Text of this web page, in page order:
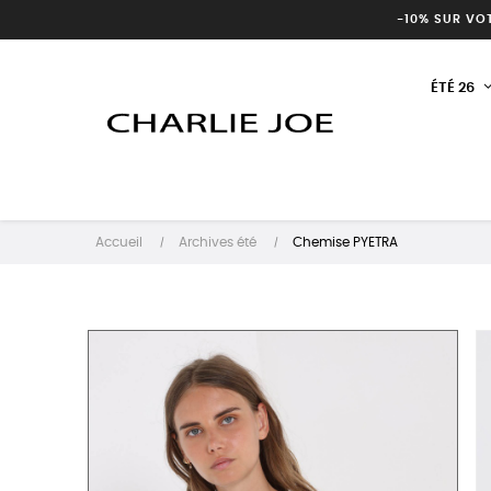
-10% SUR
ÉTÉ 26
Accueil Archives été Chemise PYETRA